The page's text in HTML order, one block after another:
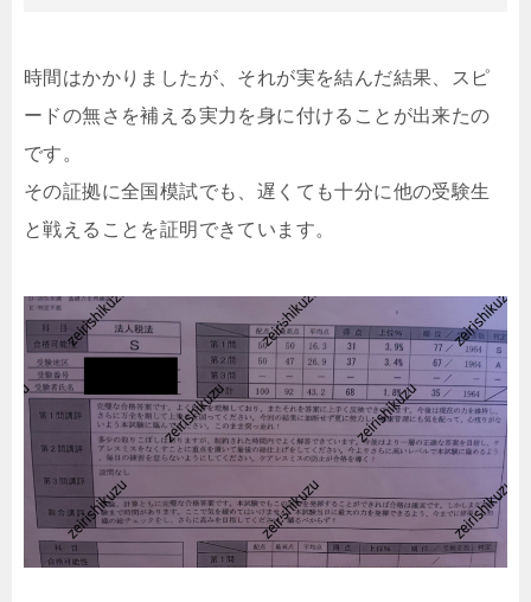
時間はかかりましたが、それが実を結んだ結果、スピ
ードの無さを補える実力を身に付けることが出来たの
です。
その証拠に全国模試でも、遅くても十分に他の受験生
と戦えることを証明できています。